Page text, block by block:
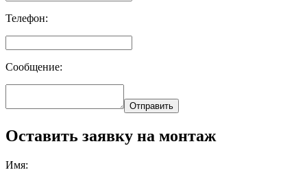
Телефон:
Сообщение:
Отправить
Оставить заявку на монтаж
Имя: